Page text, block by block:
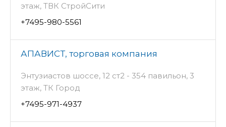
этаж, ТВК СтройСити
+7495-980-5561
АПАВИСТ, торговая компания
Энтузиастов шоссе, 12 ст2 - 354 павильон, 3
этаж, ТК Город
+7495-971-4937